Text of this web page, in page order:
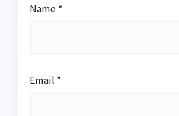
Name *
Email *